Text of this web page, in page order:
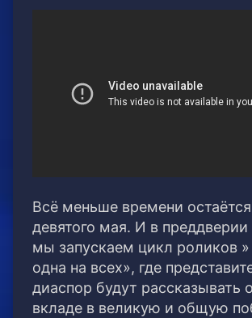
Всё меньше времени
девятого мая. И в преддверии
мы запускаем цикл роликов
одна на всех», где
диаспор будут рассказывать
вкладе в великую и общую